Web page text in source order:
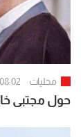
محليات 08:02
حول مجتبى